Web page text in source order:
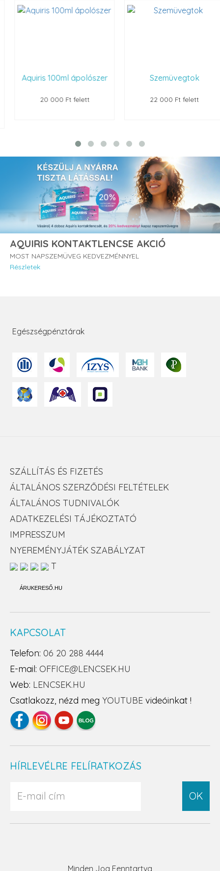
Aquiris 100ml ápolószer
20 000 Ft felett
Szemüvegtok
22 000 Ft felett
AQUIRIS KONTAKTLENCSE AKCIÓ
MOST NAPSZEMÜVEG KEDVEZMÉNNYEL
Részletek
Egészségpénztárak
SZÁLLÍTÁS ÉS FIZETÉS
ÁLTALÁNOS SZERZŐDÉSI FELTÉTELEK
ÁLTALÁNOS TUDNIVALÓK
ADATKEZELÉSI TÁJÉKOZTATÓ
IMPRESSZUM
NYEREMÉNYJÁTÉK SZABÁLYZAT
T
ÁRUKERESŐ.HU
KAPCSOLAT
Telefon: 06 20 288 4444
E-mail: OFFICE@LENCSEK.HU
Web: LENCSEK.HU
Csatlakozz, nézd meg YOUTUBE videóinkat !
HÍRLEVÉLRE FELÍRATKOZÁS
OK
Minden Jog Fenntartva